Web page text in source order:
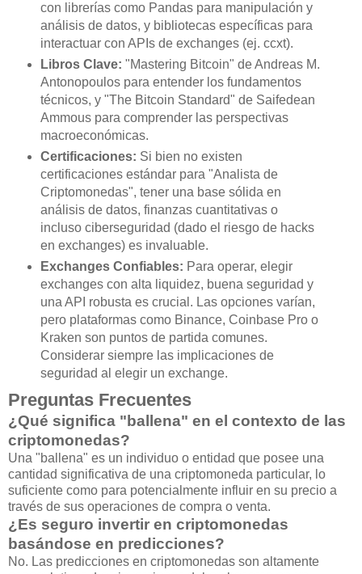
con librerías como Pandas para manipulación y
análisis de datos, y bibliotecas específicas para
interactuar con APIs de exchanges (ej. ccxt).
Libros Clave: "Mastering Bitcoin" de Andreas M.
Antonopoulos para entender los fundamentos
técnicos, y "The Bitcoin Standard" de Saifedean
Ammous para comprender las perspectivas
macroeconómicas.
Certificaciones: Si bien no existen
certificaciones estándar para "Analista de
Criptomonedas", tener una base sólida en
análisis de datos, finanzas cuantitativas o
incluso ciberseguridad (dado el riesgo de hacks
en exchanges) es invaluable.
Exchanges Confiables: Para operar, elegir
exchanges con alta liquidez, buena seguridad y
una API robusta es crucial. Las opciones varían,
pero plataformas como Binance, Coinbase Pro o
Kraken son puntos de partida comunes.
Considerar siempre las implicaciones de
seguridad al elegir un exchange.
Preguntas Frecuentes
¿Qué significa "ballena" en el contexto de las
criptomonedas?
Una "ballena" es un individuo o entidad que posee una
cantidad significativa de una criptomoneda particular, lo
suficiente como para potencialmente influir en su precio a
través de sus operaciones de compra o venta.
¿Es seguro invertir en criptomonedas
basándose en predicciones?
No. Las predicciones en criptomonedas son altamente